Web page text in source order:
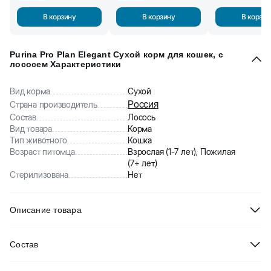
В корзину В корзину В
Purina Pro Plan Elegant Сухой корм для кошек, с
лососем Характеристики
Вид корма
Сухой
Страна производитель
Россия
Состав
Лосось
Вид товара
Корма
Тип животного
Кошка
Возраст питомца
Взрослая (1-7 лет), Пожилая
(7+ лет)
Стерилизована
Нет
Описание товара
специально разработан для поддержания красоты шерсти и
Состав